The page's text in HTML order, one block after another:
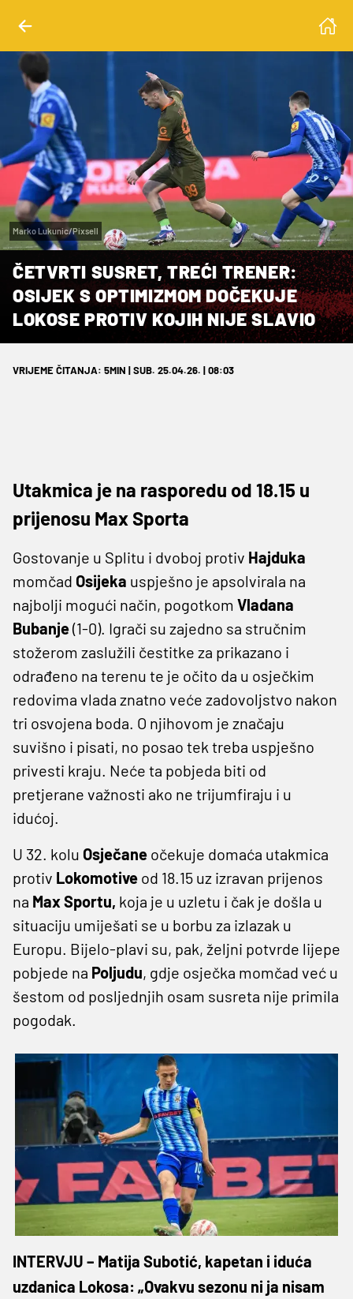
Marko Lukunic/Pixsell
ČETVRTI SUSRET, TREĆI TRENER:
OSIJEK S OPTIMIZMOM DOČEKUJE
LOKOSE PROTIV KOJIH NIJE SLAVIO
VRIJEME ČITANJA: 5MIN | SUB. 25.04.26. | 08:03
Utakmica je na rasporedu od 18.15 u
prijenosu Max Sporta
Gostovanje u Splitu i dvoboj protiv Hajduka
momčad Osijeka uspješno je apsolvirala na
najbolji mogući način, pogotkom Vladana
Bubanje(1-0). Igrači su zajedno sa stručnim
stožerom zaslužili čestitke za prikazano i
odrađeno na terenu te je očito da u osječkim
redovima vlada znatno veće zadovoljstvo nakon
tri osvojena boda. O njihovom je značaju
suvišno i pisati, no posao tek treba uspješno
privesti kraju. Neće ta pobjeda biti od
pretjerane važnosti ako ne trijumfiraju i u
idućoj.
U 32. kolu Osječane očekuje domaća utakmica
protiv Lokomotive od 18.15 uz izravan prijenos
na Max Sportu, koja je u uzletu i čak je došla u
situaciju umiješati se u borbu za izlazak u
Europu. Bijelo-plavi su, pak, željni potvrde lijepe
pobjede na Poljudu, gdje osječka momčad već u
šestom od posljednjih osam susreta nije primila
pogodak.
INTERVJU – Matija Subotić, kapetan i iduća
uzdanica Lokosa: „Ovakvu sezonu ni ja nisam